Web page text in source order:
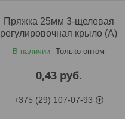
Пряжка 25мм 3-щелевая
регулировочная крыло (A)
В наличии Только оптом
0,43 руб.
+375 (29) 107-07-93